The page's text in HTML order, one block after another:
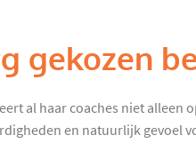
gekozen
al haar coaches niet alleen
en natuurlijk gevoel